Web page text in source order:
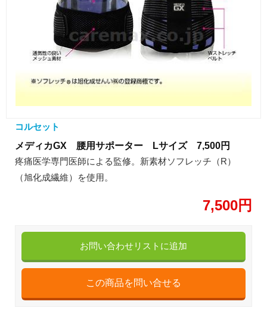
コルセット
メディカGX 腰用サポーター Lサイズ 7,500円
疼痛医学専門医師による監修。新素材ソフレッチ（R）
（旭化成繊維）を使用。
7,500円
お問い合わせリストに追加